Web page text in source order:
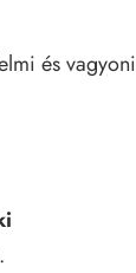
és vagyoni
.